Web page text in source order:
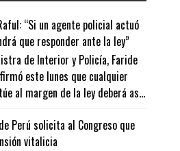
“Si un agente policial actuó
que responder ante la ley”
de Interior y Policía, Faride
este lunes que cualquier
al margen de la ley deberá as...
Perú solicita al Congreso que
vitalicia